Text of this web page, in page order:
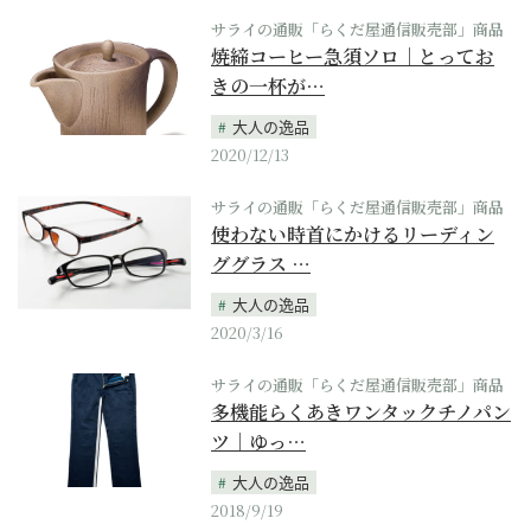
サライの通販「らくだ屋通信販売部」商品
焼締コーヒー急須ソロ｜とってお
きの一杯が…
大人の逸品
2020/12/13
サライの通販「らくだ屋通信販売部」商品
使わない時首にかけるリーディン
ググラス …
大人の逸品
2020/3/16
サライの通販「らくだ屋通信販売部」商品
多機能らくあきワンタックチノパン
ツ｜ゆっ…
大人の逸品
2018/9/19